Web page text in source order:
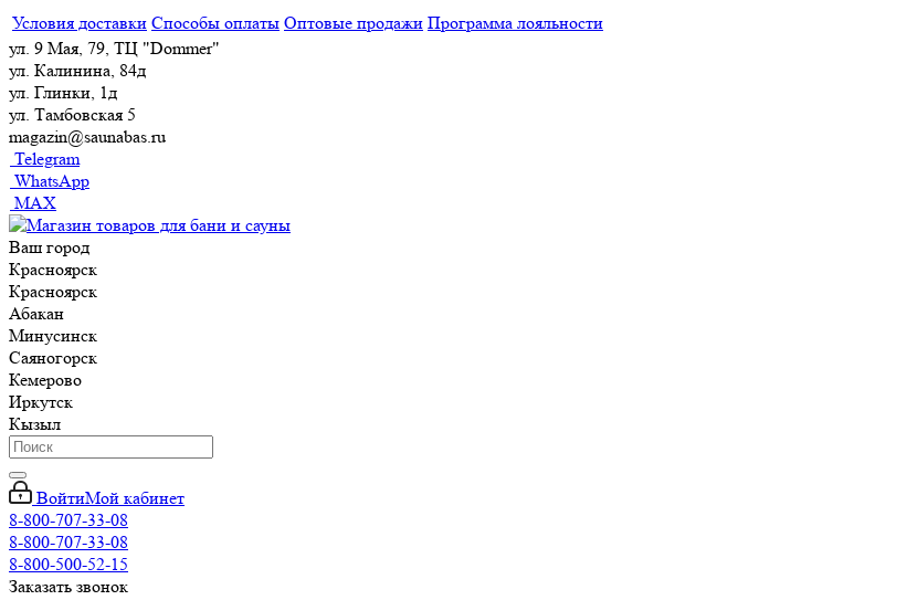
Условия доставки Способы оплаты Оптовые продажи Программа лояльности
ул. 9 Мая, 79, ТЦ "Dommer"
ул. Калинина, 84д
ул. Глинки, 1д
ул. Тамбовская 5
magazin@saunabas.ru
Telegram
WhatsApp
MAX
Ваш город
Красноярск
Красноярск
Абакан
Минусинск
Саяногорск
Кемерово
Иркутск
Кызыл
ВойтиМой кабинет
8-800-707-33-08
8-800-707-33-08
8-800-500-52-15
Заказать звонок